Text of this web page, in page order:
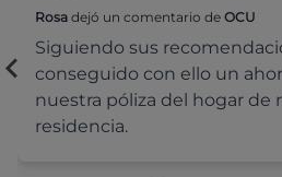
Rosa dejó un comentario de OCU
Siguiendo sus
conseguido con ello un
nuestra póliza del hogar de
residencia.